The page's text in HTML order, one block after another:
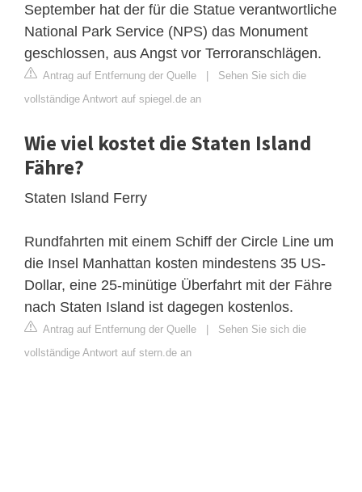
September hat der für die Statue verantwortliche
National Park Service (NPS) das Monument
geschlossen, aus Angst vor Terroranschlägen.
Antrag auf Entfernung der Quelle | Sehen Sie sich die
vollständige Antwort auf spiegel.de an
Wie viel kostet die Staten Island
Fähre?
Staten Island Ferry
Rundfahrten mit einem Schiff der Circle Line um
die Insel Manhattan kosten mindestens 35 US-
Dollar, eine 25-minütige Überfahrt mit der Fähre
nach Staten Island ist dagegen kostenlos.
Antrag auf Entfernung der Quelle | Sehen Sie sich die
vollständige Antwort auf stern.de an